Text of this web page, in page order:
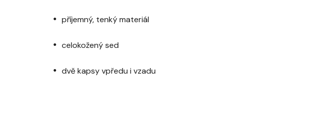
příjemný, tenký materiál
celokožený sed
dvě kapsy vpředu i vzadu